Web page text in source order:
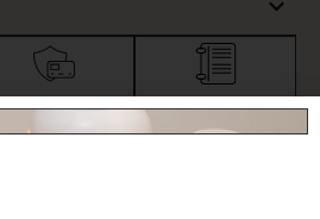
Pagos seguros Material educativo